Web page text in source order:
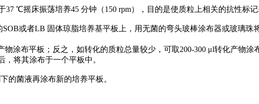
℃摇床振荡培养45 分钟（150 rpm），目的是使质粒上相关的抗性标
或者LB 固体琼脂培养基平板上，用无菌的弯头玻棒涂布器或玻璃珠
涂布平板；反之，如转化的质粒总量较少，可取200-300 μl转化产物涂
，将其涂布于一个平板中。
的菌液再涂布新的培养平板。